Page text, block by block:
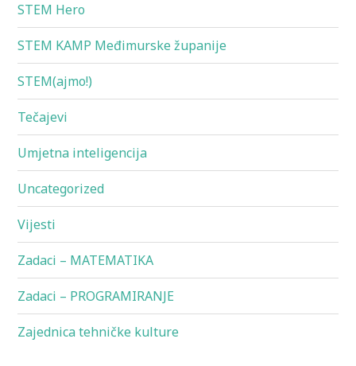
STEM Hero
STEM KAMP Međimurske županije
STEM(ajmo!)
Tečajevi
Umjetna inteligencija
Uncategorized
Vijesti
Zadaci – MATEMATIKA
Zadaci – PROGRAMIRANJE
Zajednica tehničke kulture